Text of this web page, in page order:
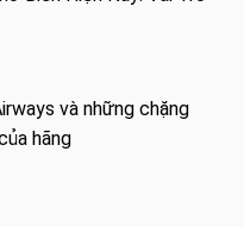
và những chặng
hãng